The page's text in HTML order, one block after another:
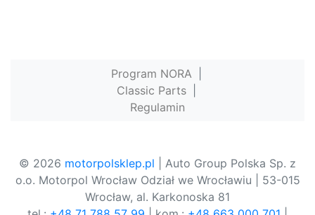
Program NORA
Classic Parts
Regulamin
© 2026 motorpolsklep.pl | Auto Group Polska Sp. z
o.o. Motorpol Wrocław Odział we Wrocławiu | 53-015
Wrocław, al. Karkonoska 81